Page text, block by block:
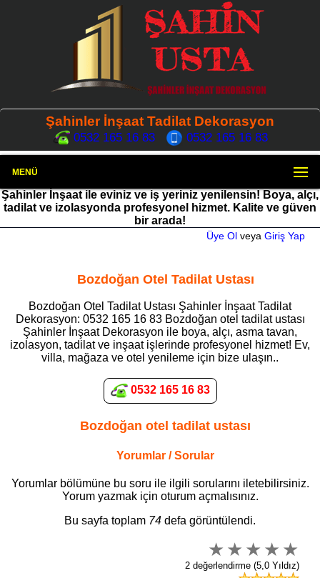
Şahinler İnşaat Tadilat Dekorasyon
0532 165 16 83 0532 165 16 83
MENÜ
Şahinler İnşaat ile eviniz ve iş yeriniz yenilensin! Boya, alçı,
tadilat ve izolasyonda profesyonel hizmet. Kalite ve güven
bir arada!
Üye Ol veya Giriş Yap
Bozdoğan Otel Tadilat Ustası
Bozdoğan Otel Tadilat Ustası Şahinler İnşaat Tadilat
Dekorasyon: 0532 165 16 83 Bozdoğan otel tadilat ustası
Şahinler İnşaat Dekorasyon ile boya, alçı, asma tavan,
izolasyon, tadilat ve inşaat işlerinde profesyonel hizmet! Ev,
villa, mağaza ve otel yenileme için bize ulaşın..
0532 165 16 83
Bozdoğan otel tadilat ustası
Yorumlar / Sorular
Yorumlar bölümüne bu soru ile ilgili sorularını iletebilirsiniz.
Yorum yazmak için oturum açmalısınız.
Bu sayfa toplam 74 defa görüntülendi.
2 değerlendirme (5,0 Yıldız)